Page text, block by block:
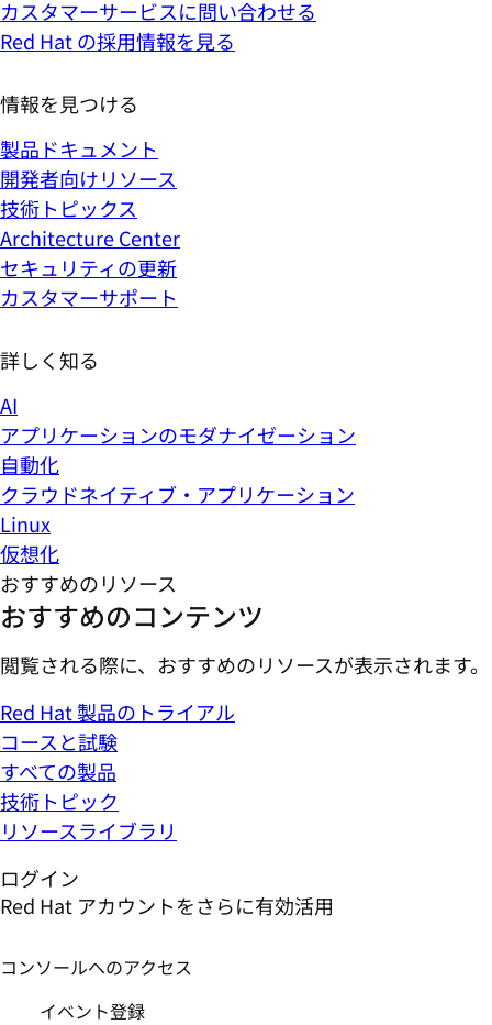
カスタマーサービスに問い合わせる
Red Hat の採用情報を見る
情報を見つける
製品ドキュメント
開発者向けリソース
技術トピックス
Architecture Center
セキュリティの更新
カスタマーサポート
詳しく知る
AI
アプリケーションのモダナイゼーション
自動化
クラウドネイティブ・アプリケーション
Linux
仮想化
おすすめのリソース
おすすめのコンテンツ
閲覧される際に、おすすめのリソースが表示されます。
Red Hat 製品のトライアル
コースと試験
すべての製品
技術トピック
リソースライブラリ
ログイン
Red Hat アカウントをさらに有効活用
コンソールへのアクセス
イベント登録